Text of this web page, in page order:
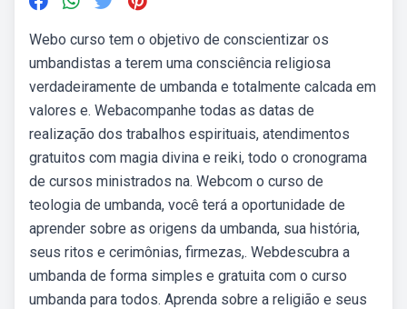
Webo curso tem o objetivo de conscientizar os
umbandistas a terem uma consciência religiosa
verdadeiramente de umbanda e totalmente calcada em
valores e. Webacompanhe todas as datas de
realização dos trabalhos espirituais, atendimentos
gratuitos com magia divina e reiki, todo o cronograma
de cursos ministrados na. Webcom o curso de
teologia de umbanda, você terá a oportunidade de
aprender sobre as origens da umbanda, sua história,
seus ritos e cerimônias, firmezas,. Webdescubra a
umbanda de forma simples e gratuita com o curso
umbanda para todos. Aprenda sobre a religião e seus